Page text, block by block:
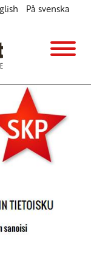
På svenska
sanoisi